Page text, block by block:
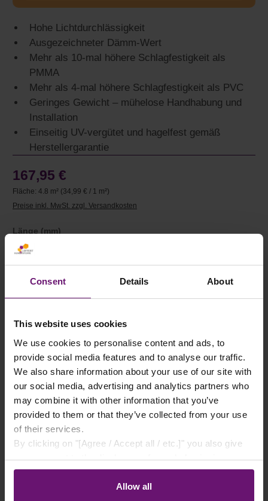
Consent Details About
This website uses cookies
We use cookies to personalise content and ads, to
provide social media features and to analyse our traffic.
We also share information about your use of our site with
our social media, advertising and analytics partners who
may combine it with other information that you’ve
provided to them or that they’ve collected from your use
of their services.
By clicking on "[Agree / Accept all / etc.]" you also give
your consent to the disclosure of your behavior in our
store to our partner, shopware AG (Ebbinghoff 10, 48624
Schöppingen, Germany), which cannot assign this data
Allow all
Hohe Lichtdurchlässigkeit
Ausgezeichneter Dämm-Wert
Mehr als 10-mal höhere Schlagfestigkeit als
PMMA
Mehr als 4-mal höhere Schlagfestigkeit als PVC
Geringes Gewicht – mühelose Handhabung und
Installation
Einseitig UV-vergütet und hagelfest gemäß
Herstellergarantie
167,95 €
Fläche: 4.8 m² (34,99 € / 1 m²)
Preise inkl. MwSt. zzgl. Versandkosten
Länge (mm)
Breite (mm)auswählen
Auswahl zurücksetzen